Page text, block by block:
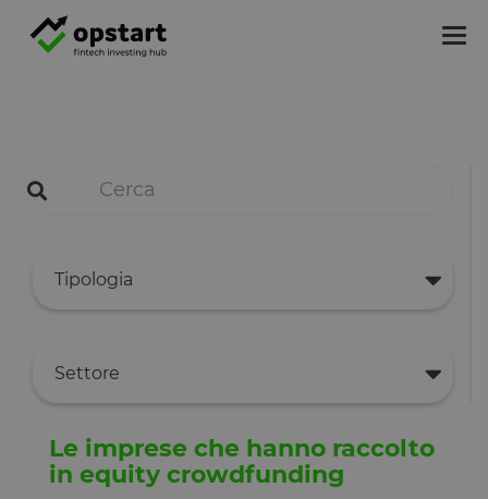
Tipologia
Settore
Le imprese che hanno raccolto
in equity crowdfunding